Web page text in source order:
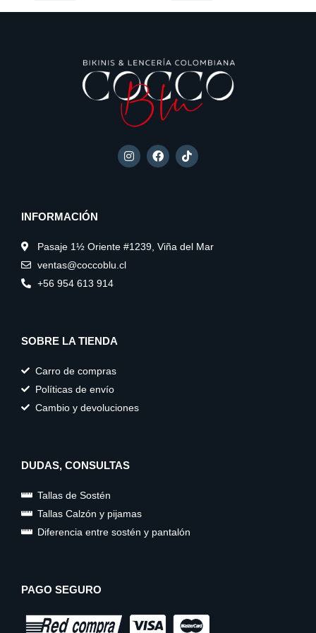
I
n
F
a
T
i
INFORMACIÓN
Pasaje 1½ Oriente #1239, Viña del Mar
ventas@coccoblu.cl
+56 954 613 914
SOBRE LA TIENDA
Carro de compras
Políticas de envío
Cambio y devoluciones
DUDAS, CONSULTAS
Tallas de Sostén
Tallas Calzón y pijamas
Diferencia entre sostén y pantalón
PAGO SEGURO